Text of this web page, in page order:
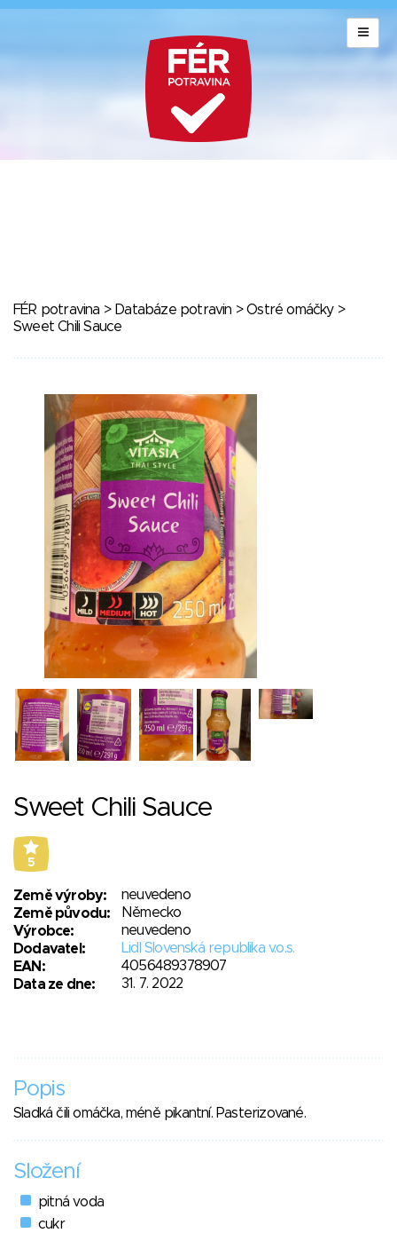
FÉR potravina > Databáze potravin >Ostré omáčky>
Sweet Chili Sauce
Sweet Chili Sauce
5
Země výroby:
neuvedeno
Země původu:
Německo
Výrobce:
neuvedeno
Dodavatel:
Lidl Slovenská republika v.o.s.
EAN:
4056489378907
Data ze dne:
31. 7. 2022
Popis
Sladká čili omáčka, méně pikantní. Pasterizované.
Složení
pitná voda
cukr